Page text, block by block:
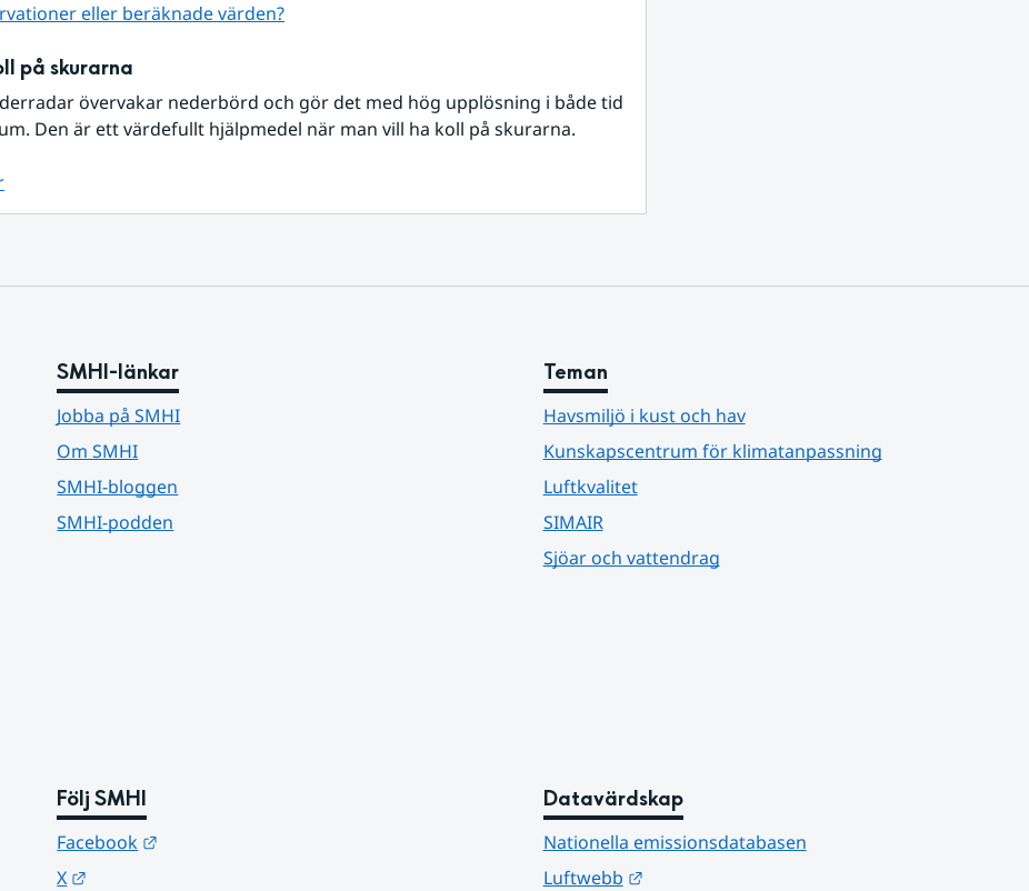
eller beräknade värden?
på skurarna
övervakar nederbörd och gör det med hög upplösning i både tid
Den är ett värdefullt hjälpmedel när man vill ha koll på skurarna.
SMHI-länkar
Jobba på SMHI
Om SMHI
SMHI-bloggen
SMHI-podden
Teman
Havsmiljö i kust och hav
Kunskapscentrum för klimatanpassning
Luftkvalitet
SIMAIR
Sjöar och vattendrag
Följ SMHI
Facebook
X
Datavärdskap
Nationella emissionsdatabasen
Luftwebb
Länk till annan webbplats.